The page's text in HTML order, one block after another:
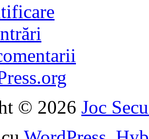
© 2026 Joc